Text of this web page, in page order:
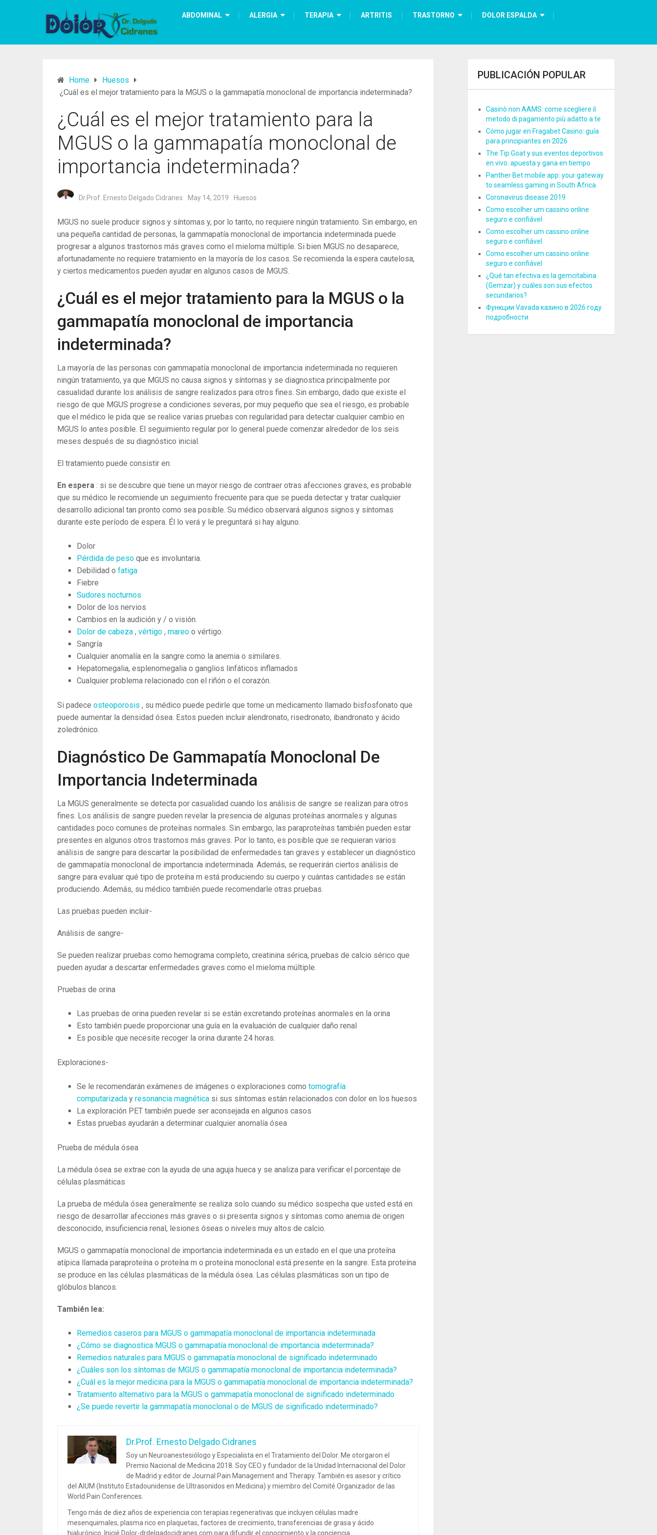
ABDOMINAL ALERGIA TERAPIA ARTRITIS TRASTORNO DOLOR ESPALDA
Home
Huesos
¿Cuál es el mejor tratamiento para la MGUS o la gammapatía monoclonal de importancia indeterminada?
¿Cuál es el mejor tratamiento para la
MGUS o la gammapatía monoclonal de
importancia indeterminada?
Dr.Prof. Ernesto Delgado Cidranes May 14, 2019 Huesos
MGUS no suele producir signos y síntomas y, por lo tanto, no requiere ningún tratamiento. Sin embargo, en
una pequeña cantidad de personas, la gammapatía monoclonal de importancia indeterminada puede
progresar a algunos trastornos más graves como el mieloma múltiple. Si bien MGUS no desaparece,
afortunadamente no requiere tratamiento en la mayoría de los casos. Se recomienda la espera cautelosa,
y ciertos medicamentos pueden ayudar en algunos casos de MGUS.
¿Cuál es el mejor tratamiento para la MGUS o la
gammapatía monoclonal de importancia
indeterminada?
La mayoría de las personas con gammapatía monoclonal de importancia indeterminada no requieren
ningún tratamiento, ya que MGUS no causa signos y síntomas y se diagnostica principalmente por
casualidad durante los análisis de sangre realizados para otros fines. Sin embargo, dado que existe el
riesgo de que MGUS progrese a condiciones severas, por muy pequeño que sea el riesgo, es probable
que el médico le pida que se realice varias pruebas con regularidad para detectar cualquier cambio en
MGUS lo antes posible. El seguimiento regular por lo general puede comenzar alrededor de los seis
meses después de su diagnóstico inicial.
El tratamiento puede consistir en:
En espera : si se descubre que tiene un mayor riesgo de contraer otras afecciones graves, es probable
que su médico le recomiende un seguimiento frecuente para que se pueda detectar y tratar cualquier
desarrollo adicional tan pronto como sea posible. Su médico observará algunos signos y síntomas
durante este período de espera. Él lo verá y le preguntará si hay alguno.
Dolor
Pérdida de peso que es involuntaria.
Debilidad o fatiga
Fiebre
Sudores nocturnos
Dolor de los nervios
Cambios en la audición y / o visión.
Dolor de cabeza , vértigo , mareo o vértigo.
Sangría
Cualquier anomalía en la sangre como la anemia o similares.
Hepatomegalia, esplenomegalia o ganglios linfáticos inflamados
Cualquier problema relacionado con el riñón o el corazón.
Si padece osteoporosis , su médico puede pedirle que tome un medicamento llamado bisfosfonato que
puede aumentar la densidad ósea. Estos pueden incluir alendronato, risedronato, ibandronato y ácido
zoledrónico.
Diagnóstico De Gammapatía Monoclonal De
Importancia Indeterminada
La MGUS generalmente se detecta por casualidad cuando los análisis de sangre se realizan para otros
fines. Los análisis de sangre pueden revelar la presencia de algunas proteínas anormales y algunas
cantidades poco comunes de proteínas normales. Sin embargo, las paraproteínas también pueden estar
presentes en algunos otros trastornos más graves. Por lo tanto, es posible que se requieran varios
análisis de sangre para descartar la posibilidad de enfermedades tan graves y establecer un diagnóstico
de gammapatía monoclonal de importancia indeterminada. Además, se requerirán ciertos análisis de
sangre para evaluar qué tipo de proteína m está produciendo su cuerpo y cuántas cantidades se están
produciendo. Además, su médico también puede recomendarle otras pruebas.
Las pruebas pueden incluir-
Análisis de sangre-
Se pueden realizar pruebas como hemograma completo, creatinina sérica, pruebas de calcio sérico que
pueden ayudar a descartar enfermedades graves como el mieloma múltiple.
Pruebas de orina
Las pruebas de orina pueden revelar si se están excretando proteínas anormales en la orina
Esto también puede proporcionar una guía en la evaluación de cualquier daño renal
Es posible que necesite recoger la orina durante 24 horas.
Exploraciones-
Se le recomendarán exámenes de imágenes o exploraciones como tomografía
computarizada y resonancia magnética si sus síntomas están relacionados con dolor en los huesos
La exploración PET también puede ser aconsejada en algunos casos
Estas pruebas ayudarán a determinar cualquier anomalía ósea
Prueba de médula ósea
La médula ósea se extrae con la ayuda de una aguja hueca y se analiza para verificar el porcentaje de
células plasmáticas
La prueba de médula ósea generalmente se realiza solo cuando su médico sospecha que usted está en
riesgo de desarrollar afecciones más graves o si presenta signos y síntomas como anemia de origen
desconocido, insuficiencia renal, lesiones óseas o niveles muy altos de calcio.
MGUS o gammapatía monoclonal de importancia indeterminada es un estado en el que una proteína
atípica llamada paraproteína o proteína m o proteína monoclonal está presente en la sangre. Esta proteína
se produce en las células plasmáticas de la médula ósea. Las células plasmáticas son un tipo de
glóbulos blancos.
También lea:
Remedios caseros para MGUS o gammapatía monoclonal de importancia indeterminada
¿Cómo se diagnostica MGUS o gammapatía monoclonal de importancia indeterminada?
Remedios naturales para MGUS o gammapatía monoclonal de significado indeterminado
¿Cuáles son los síntomas de MGUS o gammapatía monoclonal de importancia indeterminada?
¿Cuál es la mejor medicina para la MGUS o gammapatía monoclonal de importancia indeterminada?
Tratamiento alternativo para la MGUS o gammapatía monoclonal de significado indeterminado
¿Se puede revertir la gammapatía monoclonal o de MGUS de significado indeterminado?
Dr.Prof. Ernesto Delgado Cidranes
Soy un Neuroanestesiólogo y Especialista en el Tratamiento del Dolor. Me otorgaron el
Premio Nacional de Medicina 2018. Soy CEO y fundador de la Unidad Internacional del Dolor
de Madrid y editor de Journal Pain Management and Therapy. También es asesor y crítico
del AIUM (Instituto Estadounidense de Ultrasonidos en Medicina) y miembro del Comité Organizador de las
World Pain Conferences.
Tengo más de diez años de experiencia con terapias regenerativas que incluyen células madre
mesenquimales, plasma rico en plaquetas, factores de crecimiento, transferencias de grasa y ácido
hialurónico. Inicié Dolor-drdelgadocidranes.com para difundir el conocimiento y la conciencia.
PUBLICACIÓN POPULAR
Casinò non AAMS: come scegliere il
metodo di pagamento più adatto a te
Cómo jugar en Fragabet Casino: guía
para principiantes en 2026
The Tip Goat y sus eventos deportivos
en vivo: apuesta y gana en tiempo
Panther Bet mobile app: your gateway
to seamless gaming in South Africa
Coronavirus disease 2019
Como escolher um cassino online
seguro e confiável
Como escolher um cassino online
seguro e confiável
Como escolher um cassino online
seguro e confiável
¿Qué tan efectiva es la gemcitabina
(Gemzar) y cuáles son sus efectos
secundarios?
Функции Vavada казино в 2026 году
подробности